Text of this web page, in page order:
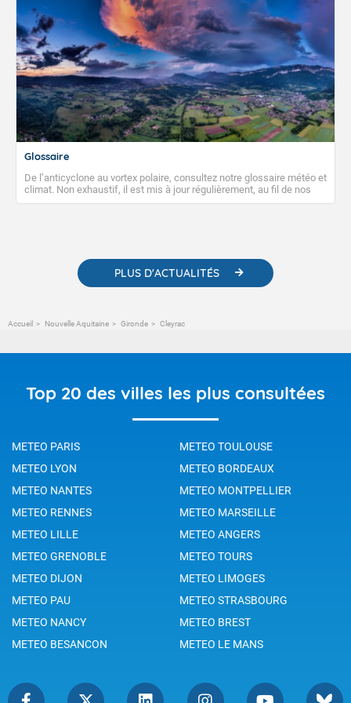
Glossaire
De l’anticyclone au vortex polaire, consultez notre glossaire météo et
climat. Non exhaustif, il est mis à jour régulièrement, au fil de nos
publications. Vous y trouverez également des liens utiles vers nos
PLUS D'ACTUALITÉS
Accueil Nouvelle Aquitaine Gironde Cleyrac
Top 20 des villes les plus consultées
METEO PARIS
METEO TOULOUSE
METEO LYON
METEO BORDEAUX
METEO NANTES
METEO MONTPELLIER
METEO RENNES
METEO MARSEILLE
METEO LILLE
METEO ANGERS
METEO GRENOBLE
METEO TOURS
METEO DIJON
METEO LIMOGES
METEO PAU
METEO STRASBOURG
METEO NANCY
METEO BREST
METEO BESANCON
METEO LE MANS